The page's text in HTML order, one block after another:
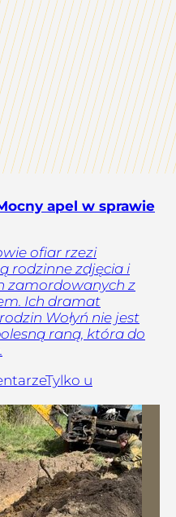
apel w sprawie
ofiar rzezi
rodzinne zdjęcia i
zamordowanych z
Ich dramat
Wołyń nie jest
raną, która do
Tylko u